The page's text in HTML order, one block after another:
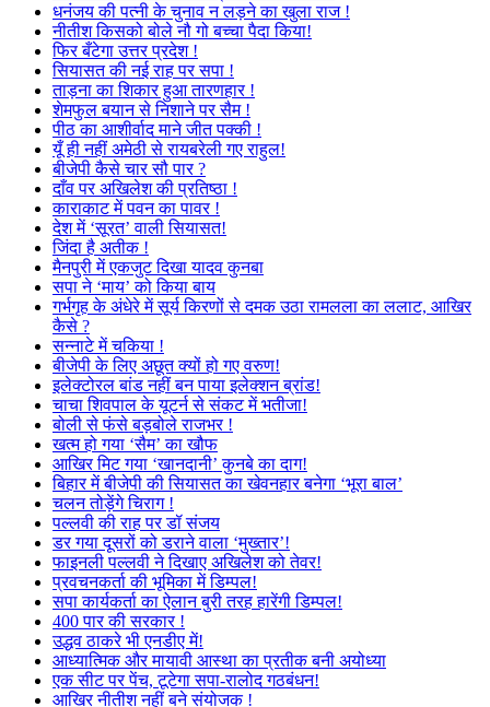
धनंजय की पत्नी के चुनाव न लड़ने का खुला राज !
नीतीश किसको बोले नौ गो बच्चा पैदा किया!
फिर बँटेगा उत्तर प्रदेश !
सियासत की नई राह पर सपा !
ताड़ना का शिकार हुआ तारणहार !
शेमफुल बयान से निशाने पर सैम !
पीठ का आशीर्वाद माने जीत पक्की !
यूँ ही नहीं अमेठी से रायबरेली गए राहुल!
बीजेपी कैसे चार सौ पार ?
दाँव पर अखिलेश की प्रतिष्ठा !
काराकाट में पवन का पावर !
देश में ‘सूरत’ वाली सियासत!
जिंदा है अतीक !
मैनपुरी में एकजुट दिखा यादव कुनबा
सपा ने ‘माय’ को किया बाय
गर्भगृह के अंधेरे में सूर्य किरणों से दमक उठा रामलला का ललाट, आखिर
कैसे ?
सन्नाटे में चकिया !
बीजेपी के लिए अछूत क्यों हो गए वरुण!
इलेक्टोरल बांड नहीं बन पाया इलेक्शन ब्रांड!
चाचा शिवपाल के यूटर्न से संकट में भतीजा!
बोली से फंसे बड़बोले राजभर !
खत्म हो गया ‘सैम’ का खौफ
आखिर मिट गया ‘खानदानी’ कुनबे का दाग!
बिहार में बीजेपी की सियासत का खेवनहार बनेगा ‘भूरा बाल’
चलन तोड़ेंगे चिराग !
पल्लवी की राह पर डॉ संजय
डर गया दूसरों को डराने वाला ‘मुख्तार’!
फाइनली पल्लवी ने दिखाए अखिलेश को तेवर!
प्रवचनकर्ता की भूमिका में डिम्पल!
सपा कार्यकर्ता का ऐलान बुरी तरह हारेंगी डिम्पल!
400 पार की सरकार !
उद्धव ठाकरे भी एनडीए में!
आध्यात्मिक और मायावी आस्था का प्रतीक बनी अयोध्या
एक सीट पर पेंच, टूटेगा सपा-रालोद गठबंधन!
आखिर नीतीश नहीं बने संयोजक !